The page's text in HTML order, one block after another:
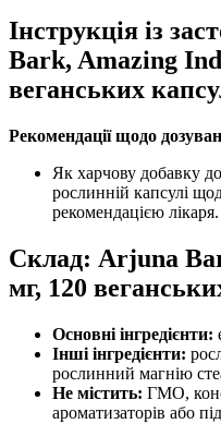
Інструкція із
Bark, Amazing
веганських
Рекомендації щодо
Як харчову добавку
рослинній капсулі
рекомендацією лікаря.
Склад: Arjuna
мг, 120
Основні інгредієнти:
Інші інгредієнти:
рослинний магнію
Не містить: ГМО,
ароматизаторів або